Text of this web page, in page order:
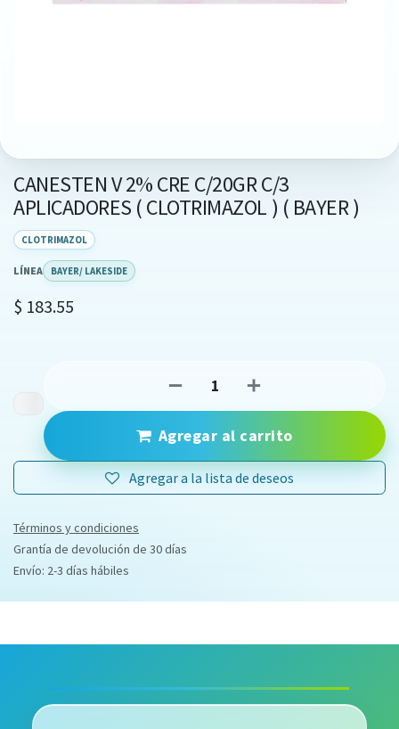
CANESTEN V 2% CRE C/20GR C/3
APLICADORES ( CLOTRIMAZOL ) ( BAYER )
CLOTRIMAZOL
LÍNEA BAYER/ LAKESIDE
$ 183.55
Agregar al carrito
Agregar a la lista de deseos
Términos y condiciones
Grantía de devolución de 30 días
Envío: 2-3 días hábiles